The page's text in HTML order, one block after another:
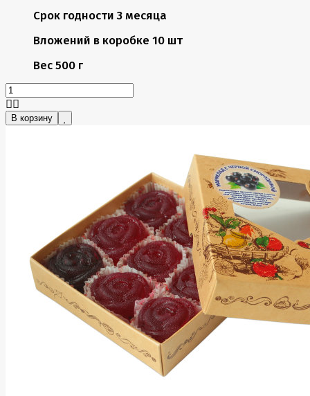
Срок годности 3 месяца
Вложений в коробке 10 шт
Вес 500 г
В корзину